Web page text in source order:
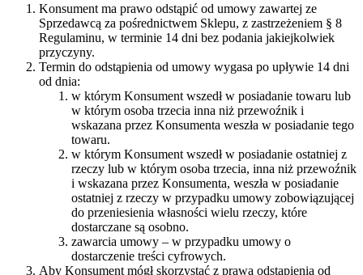
Konsument ma prawo odstąpić od umowy zawartej ze
Sprzedawcą za pośrednictwem Sklepu, z zastrzeżeniem § 8
Regulaminu, w terminie 14 dni bez podania jakiejkolwiek
przyczyny.
Termin do odstąpienia od umowy wygasa po upływie 14 dni
od dnia:
w którym Konsument wszedł w posiadanie towaru lub
w którym osoba trzecia inna niż przewoźnik i
wskazana przez Konsumenta weszła w posiadanie tego
towaru.
w którym Konsument wszedł w posiadanie ostatniej z
rzeczy lub w którym osoba trzecia, inna niż przewoźnik
i wskazana przez Konsumenta, weszła w posiadanie
ostatniej z rzeczy w przypadku umowy zobowiązującej
do przeniesienia własności wielu rzeczy, które
dostarczane są osobno.
zawarcia umowy – w przypadku umowy o
dostarczenie treści cyfrowych.
Aby Konsument mógł skorzystać z prawa odstąpienia od